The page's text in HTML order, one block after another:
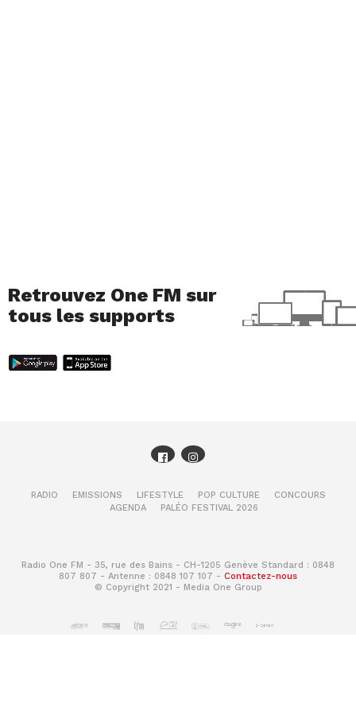
Retrouvez One FM sur
tous les supports
RADIO EMISSIONS LIFESTYLE POP CULTURE
CONCOURS
AGENDA
PALÉO FESTIVAL 2026
Radio One FM - 35, rue des Bains - CH-1205 Genève Standard : 0848
807 807 - Antenne : 0848 107 107 - Contactez-nous
© Copyright 2021 - Media One Group